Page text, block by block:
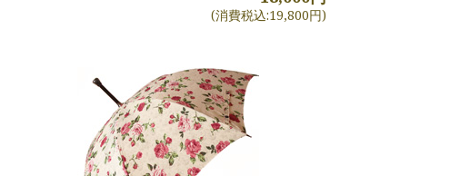
(消費税込:19,800円)